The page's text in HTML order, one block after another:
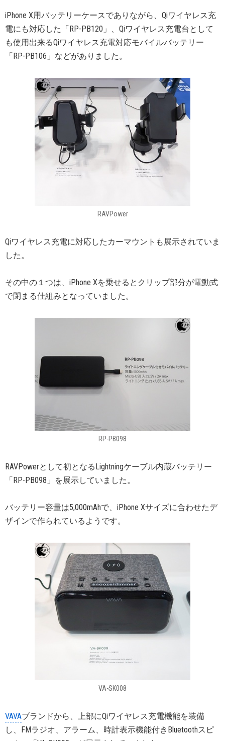
iPhone X用バッテリーケースでありながら、Qiワイヤレス充
電にも対応した「RP-PB120」、Qiワイヤレス充電台として
も使用出来るQiワイヤレス充電対応モバイルバッテリー
「RP-PB106」などがありました。
RAVPower
Qiワイヤレス充電に対応したカーマウントも展示されていま
した。
その中の１つは、iPhone Xを乗せるとクリップ部分が電動式
で閉まる仕組みとなっていました。
RP-PB098
RAVPowerとして初となるLightningケーブル内蔵バッテリー
「RP-PB098」を展示していました。
バッテリー容量は5,000mAhで、iPhone Xサイズに合わせたデ
ザインで作られているようです。
VA-SK008
VAVAブランドから、上部にQiワイヤレス充電機能を装備
し、FMラジオ、アラーム、時計表示機能付きBluetoothスピ